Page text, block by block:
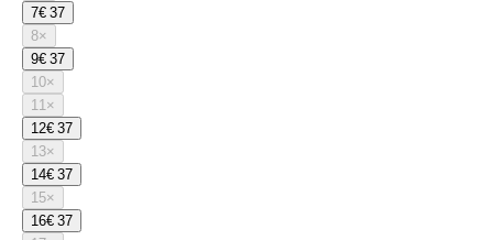
7€ 37
8×
9€ 37
10×
11×
12€ 37
13×
14€ 37
15×
16€ 37